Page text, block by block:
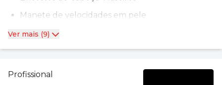
Manete de velocidades em pele
Ver mais (9)
Profissional